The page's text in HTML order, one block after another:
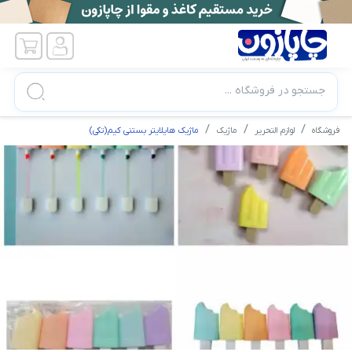
جستجو در فروشگاه ...
فروشگاه لوازم التحریر ماژیک ماژیک هایلایتر بستنی کیم(تکی)